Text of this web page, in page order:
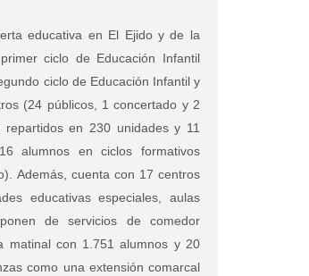
educativa en El Ejido y de la
ciclo de Educación Infantil
ciclo de Educación Infantil y
(24 públicos, 1 concertado y 2
en 230 unidades y 11
alumnos en ciclos formativos
Además, cuenta con 17 centros
educativas especiales, aulas
de servicios de comedor
matinal con 1.751 alumnos y 20
como una extensión comarcal